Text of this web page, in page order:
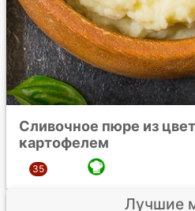
Сливочное пюре из
картофелем
Лучшие